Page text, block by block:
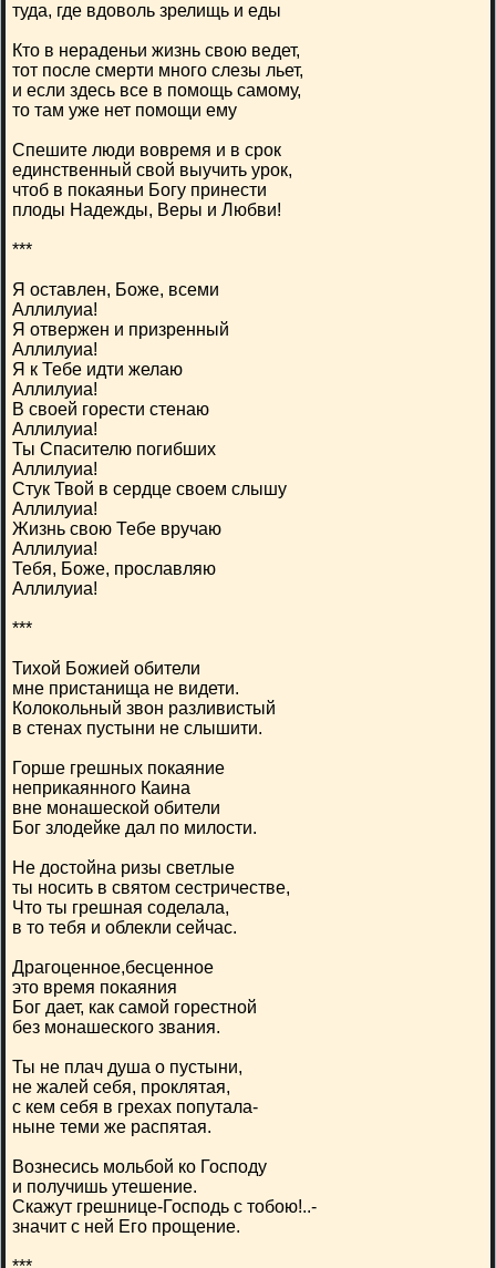
туда, где вдоволь зрелищь и еды
Кто в нераденьи жизнь свою ведет,
тот после смерти много слезы льет,
и если здесь все в помощь самому,
то там уже нет помощи ему
Спешите люди вовремя и в срок
единственный свой выучить урок,
чтоб в покаяньи Богу принести
плоды Надежды, Веры и Любви!
***
Я оставлен, Боже, всеми
Аллилуиа!
Я отвержен и призренный
Аллилуиа!
Я к Тебе идти желаю
Аллилуиа!
В своей горести стенаю
Аллилуиа!
Ты Спасителю погибших
Аллилуиа!
Стук Твой в сердце своем слышу
Аллилуиа!
Жизнь свою Тебе вручаю
Аллилуиа!
Тебя, Боже, прославляю
Аллилуиа!
***
Тихой Божией обители
мне пристанища не видети.
Колокольный звон разливистый
в стенах пустыни не слышити.
Горше грешных покаяние
неприкаянного Каина
вне монашеской обители
Бог злодейке дал по милости.
Не достойна ризы светлые
ты носить в святом сестричестве,
Что ты грешная соделала,
в то тебя и облекли сейчас.
Драгоценное,бесценное
это время покаяния
Бог дает, как самой горестной
без монашеского звания.
Ты не плач душа о пустыни,
не жалей себя, проклятая,
с кем себя в грехах попутала-
ныне теми же распятая.
Вознесись мольбой ко Господу
и получишь утешение.
Скажут грешнице-Господь с тобою!..-
значит с ней Его прощение.